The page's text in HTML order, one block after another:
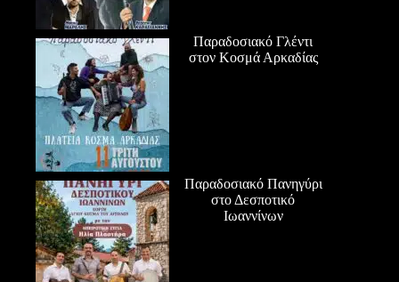
Παραδοσιακό Γλέντι
στον Κοσμά Αρκαδίας
Παραδοσιακό Πανηγύρι
στο Δεσποτικό
Ιωαννίνων